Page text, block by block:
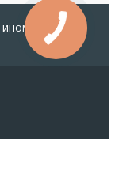
иномарка,